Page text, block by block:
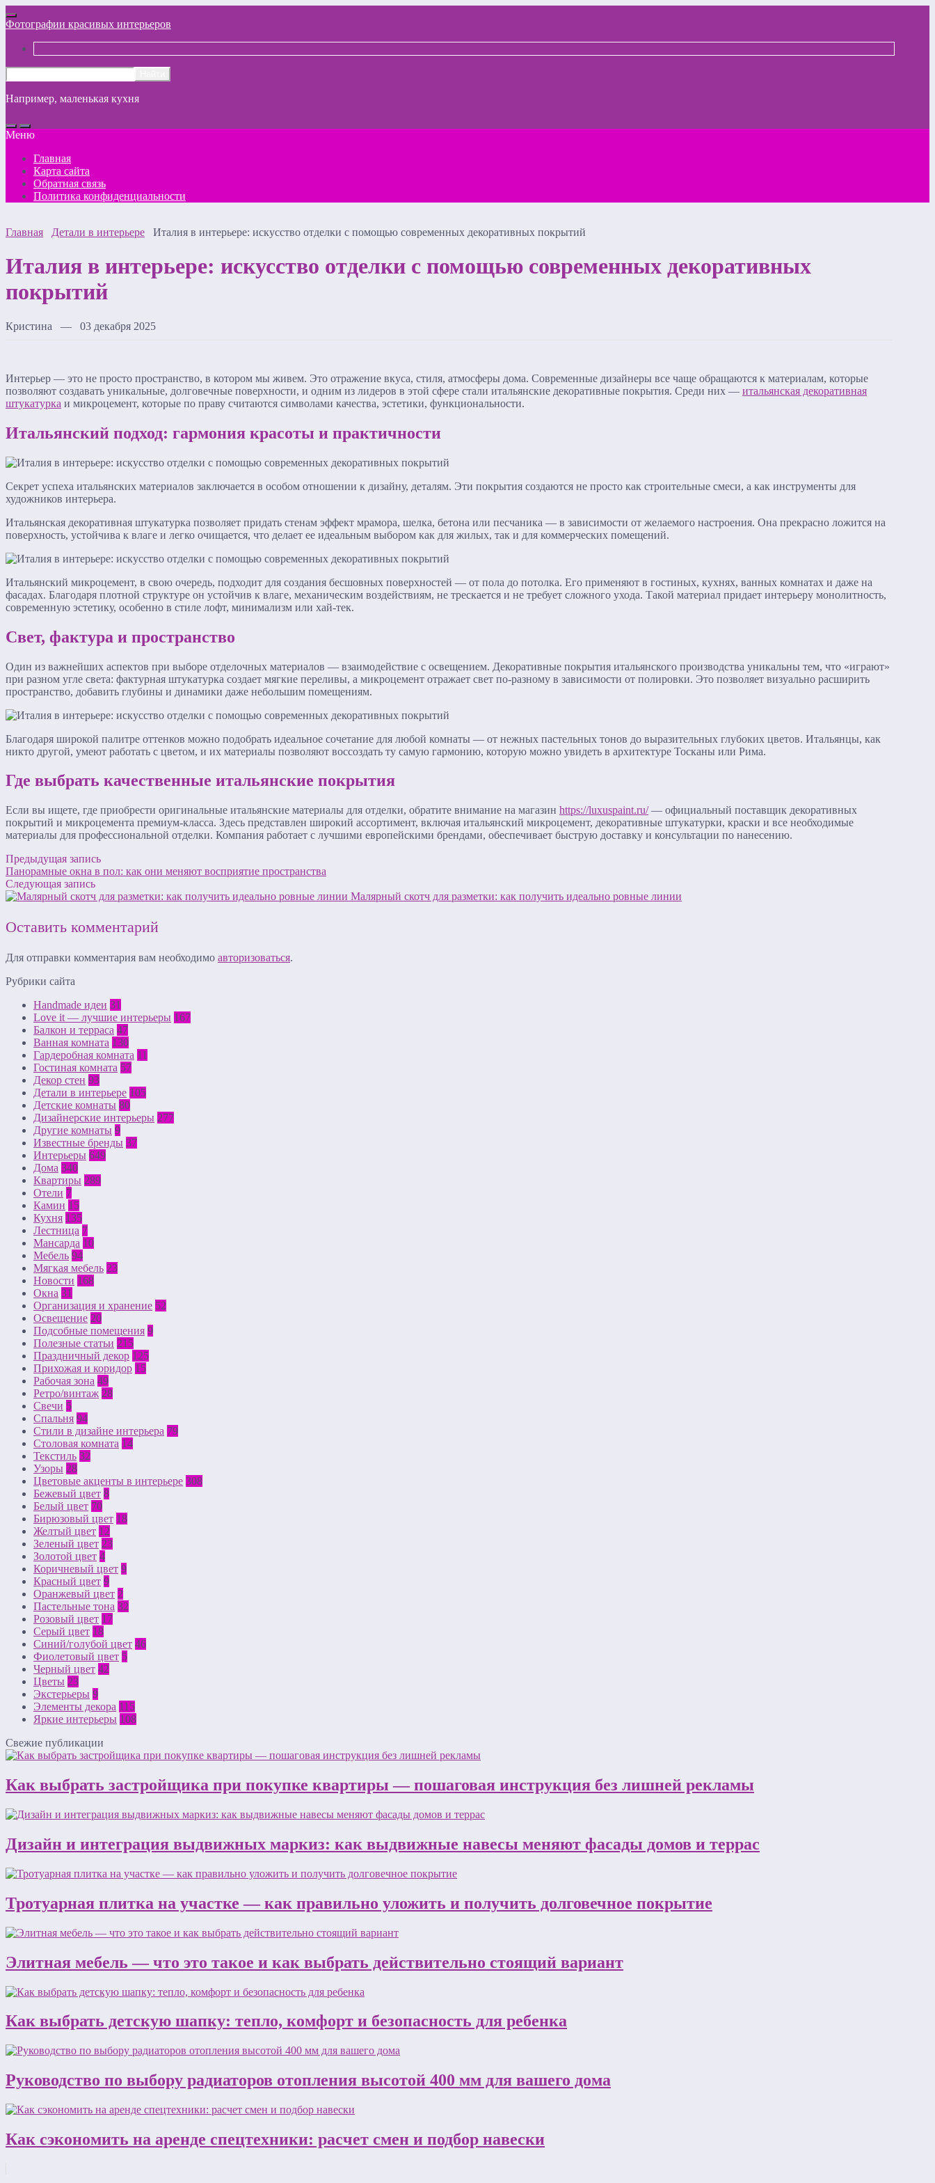
Фотографии красивых интерьеров
Например, маленькая кухня
Меню
Главная
Карта сайта
Обратная связь
Политика конфиденциальности
Главная Детали в интерьере Италия в интерьере: искусство отделки с помощью современных декоративных покрытий
Италия в интерьере: искусство отделки с помощью современных декоративных
покрытий
Кристина — 03 декабря 2025
Интерьер — это не просто пространство, в котором мы живем. Это отражение вкуса, стиля, атмосферы дома. Современные дизайнеры все чаще обращаются к материалам, которые
позволяют создавать уникальные, долговечные поверхности, и одним из лидеров в этой сфере стали итальянские декоративные покрытия. Среди них — итальянская декоративная
штукатурка и микроцемент, которые по праву считаются символами качества, эстетики, функциональности.
Итальянский подход: гармония красоты и практичности
Секрет успеха итальянских материалов заключается в особом отношении к дизайну, деталям. Эти покрытия создаются не просто как строительные смеси, а как инструменты для
художников интерьера.
Итальянская декоративная штукатурка позволяет придать стенам эффект мрамора, шелка, бетона или песчаника — в зависимости от желаемого настроения. Она прекрасно ложится на
поверхность, устойчива к влаге и легко очищается, что делает ее идеальным выбором как для жилых, так и для коммерческих помещений.
Итальянский микроцемент, в свою очередь, подходит для создания бесшовных поверхностей — от пола до потолка. Его применяют в гостиных, кухнях, ванных комнатах и даже на
фасадах. Благодаря плотной структуре он устойчив к влаге, механическим воздействиям, не трескается и не требует сложного ухода. Такой материал придает интерьеру монолитность,
современную эстетику, особенно в стиле лофт, минимализм или хай-тек.
Свет, фактура и пространство
Один из важнейших аспектов при выборе отделочных материалов — взаимодействие с освещением. Декоративные покрытия итальянского производства уникальны тем, что «играют»
при разном угле света: фактурная штукатурка создает мягкие переливы, а микроцемент отражает свет по-разному в зависимости от полировки. Это позволяет визуально расширить
пространство, добавить глубины и динамики даже небольшим помещениям.
Благодаря широкой палитре оттенков можно подобрать идеальное сочетание для любой комнаты — от нежных пастельных тонов до выразительных глубоких цветов. Итальянцы, как
никто другой, умеют работать с цветом, и их материалы позволяют воссоздать ту самую гармонию, которую можно увидеть в архитектуре Тосканы или Рима.
Где выбрать качественные итальянские покрытия
Если вы ищете, где приобрести оригинальные итальянские материалы для отделки, обратите внимание на магазин https://luxuspaint.ru/— официальный поставщик декоративных
покрытий и микроцемента премиум-класса. Здесь представлен широкий ассортимент, включая итальянский микроцемент, декоративные штукатурки, краски и все необходимые
материалы для профессиональной отделки. Компания работает с лучшими европейскими брендами, обеспечивает быструю доставку и консультации по нанесению.
Предыдущая запись
Панорамные окна в пол: как они меняют восприятие пространства
Следующая запись
Малярный скотч для разметки: как получить идеально ровные линии
Оставить комментарий
Для отправки комментария вам необходимо авторизоваться.
Рубрики сайта
Handmade идеи 31
Love it — лучшие интерьеры 167
Балкон и терраса 47
Ванная комната 130
Гардеробная комната 11
Гостиная комната 57
Декор стен 93
Детали в интерьере 105
Детские комнаты 80
Дизайнерские интерьеры 277
Другие комнаты 9
Известные бренды 37
Интерьеры 649
Дома 340
Квартиры 289
Отели 7
Камин 15
Кухня 135
Лестница 7
Мансарда 10
Мебель 94
Мягкая мебель 23
Новости 168
Окна 31
Организация и хранение 52
Освещение 20
Подсобные помещения 9
Полезные статьи 215
Праздничный декор 125
Прихожая и коридор 15
Рабочая зона 49
Ретро/винтаж 28
Свечи 5
Спальня 94
Стили в дизайне интерьера 79
Столовая комната 14
Текстиль 32
Узоры 28
Цветовые акценты в интерьере 308
Бежевый цвет 8
Белый цвет 70
Бирюзовый цвет 18
Желтый цвет 12
Зеленый цвет 23
Золотой цвет 4
Коричневый цвет 9
Красный цвет 9
Оранжевый цвет 2
Пастельные тона 32
Розовый цвет 17
Серый цвет 18
Синий/голубой цвет 46
Фиолетовый цвет 5
Черный цвет 42
Цветы 23
Экстерьеры 9
Элементы декора 115
Яркие интерьеры 108
Свежие публикации
Как выбрать застройщика при покупке квартиры — пошаговая инструкция без лишней рекламы
Дизайн и интеграция выдвижных маркиз: как выдвижные навесы меняют фасады домов и террас
Тротуарная плитка на участке — как правильно уложить и получить долговечное покрытие
Элитная мебель — что это такое и как выбрать действительно стоящий вариант
Как выбрать детскую шапку: тепло, комфорт и безопасность для ребенка
Руководство по выбору радиаторов отопления высотой 400 мм для вашего дома
Как сэкономить на аренде спецтехники: расчет смен и подбор навески